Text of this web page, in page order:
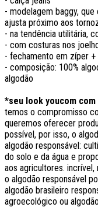
- modelagem baggy,
ajusta próximo aos
- na tendência utilitária,
- com costuras nos
- fechamento em zíper
- composição: 100%
algodão
*seu look youcom
temos o compromisso
queremos oferecer
possível, por isso, o
algodão responsável:
do solo e da água e
aos agricultores. incrível,
o algodão responsável
algodão brasileiro
agroecológico ou